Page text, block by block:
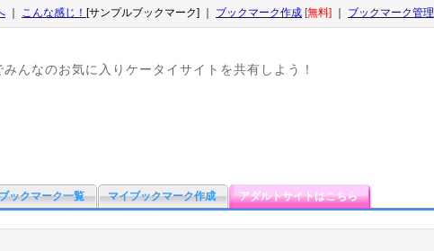
こんな感じ！ [サンプルブックマーク] ｜ ブックマーク作成 [無料] ブックマーク管理
んなのお気に入りケータイサイトを共有しよう！
ックマーク一覧 マイブックマーク作成 アダルトサイトはこちら